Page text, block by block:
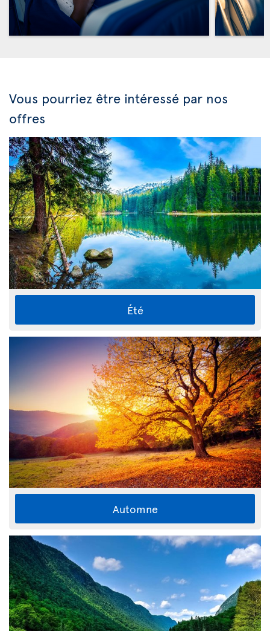
Vous pourriez être intéressé par nos
offres
Été
Automne